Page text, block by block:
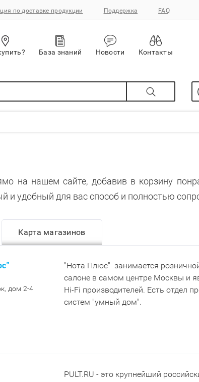
по доставке продукции Поддержка FAQ
База знаний Новости Контакты
на нашем сайте, добавив в корзину
и удобный для вас способ и полностью
Карта магазинов
дом 2-4
"Нота Плюс" занимается
салоне в самом центре Москвы и
Hi-Fi производителей. Есть отдел
систем "умный дом".
PULT.RU - это крупнейший